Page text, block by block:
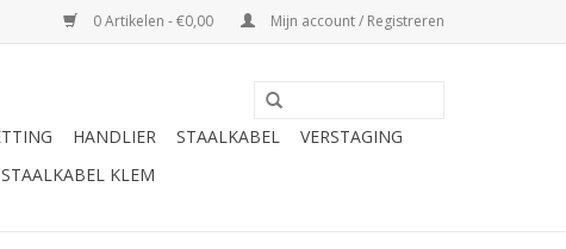
0 Artikelen - €0,00 Mijn account / Registreren
HANDLIER STAALKABEL
VERSTAGING
STAALKABEL KLEM